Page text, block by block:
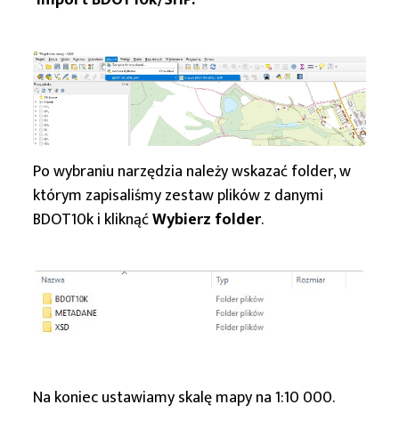
Po wybraniu narzędzia należy wskazać folder, w
którym zapisaliśmy zestaw plików z danymi
BDOT10k i kliknąćWybierz folder.
Na koniec ustawiamy skalę mapy na 1:10 000.